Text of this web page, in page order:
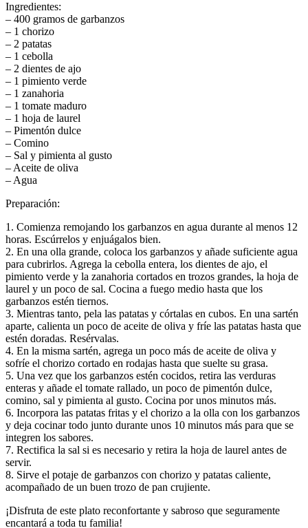
Ingredientes:
– 400 gramos de garbanzos
– 1 chorizo
– 2 patatas
– 1 cebolla
– 2 dientes de ajo
– 1 pimiento verde
– 1 zanahoria
– 1 tomate maduro
– 1 hoja de laurel
– Pimentón dulce
– Comino
– Sal y pimienta al gusto
– Aceite de oliva
– Agua
Preparación:
1. Comienza remojando los garbanzos en agua durante al menos 12
horas. Escúrrelos y enjuágalos bien.
2. En una olla grande, coloca los garbanzos y añade suficiente agua
para cubrirlos. Agrega la cebolla entera, los dientes de ajo, el
pimiento verde y la zanahoria cortados en trozos grandes, la hoja de
laurel y un poco de sal. Cocina a fuego medio hasta que los
garbanzos estén tiernos.
3. Mientras tanto, pela las patatas y córtalas en cubos. En una sartén
aparte, calienta un poco de aceite de oliva y fríe las patatas hasta que
estén doradas. Resérvalas.
4. En la misma sartén, agrega un poco más de aceite de oliva y
sofríe el chorizo cortado en rodajas hasta que suelte su grasa.
5. Una vez que los garbanzos estén cocidos, retira las verduras
enteras y añade el tomate rallado, un poco de pimentón dulce,
comino, sal y pimienta al gusto. Cocina por unos minutos más.
6. Incorpora las patatas fritas y el chorizo a la olla con los garbanzos
y deja cocinar todo junto durante unos 10 minutos más para que se
integren los sabores.
7. Rectifica la sal si es necesario y retira la hoja de laurel antes de
servir.
8. Sirve el potaje de garbanzos con chorizo y patatas caliente,
acompañado de un buen trozo de pan crujiente.
¡Disfruta de este plato reconfortante y sabroso que seguramente
encantará a toda tu familia!